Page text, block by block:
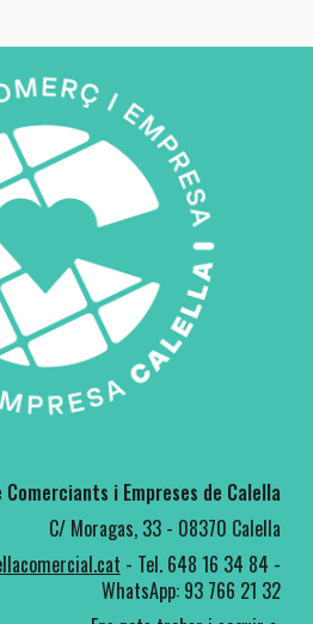
i Empreses de Calella
C/ Moragas, 33 - 08370 Calella
- Tel. 648 16 34 84 -
WhatsApp: 93 766 21 32